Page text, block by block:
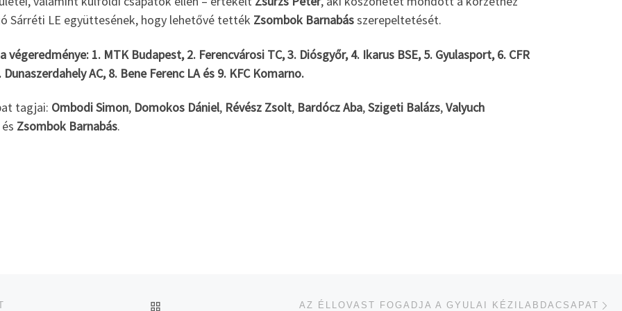
Sárréti LE együttesének, hogy lehetővé tették Zsombok Barnabásszerepeltetését.
végeredménye: 1. MTK Budapest, 2. Ferencvárosi TC, 3. Diósgyőr, 4. Ikarus BSE, 5. Gyulasport, 6. CFR
Dunaszerdahely AC, 8. Bene Ferenc LA és 9. KFC Komarno.
tagjai: Ombodi Simon, Domokos Dániel, Révész Zsolt, Bardócz Aba,Szigeti Balázs,Valyuch
és Zsombok Barnabás.
UGRÁS AZ OLDAL TETEJÉREAZ ÉLLOVAST FOGADJA A GYULAI KÉZILABDACSAPAT